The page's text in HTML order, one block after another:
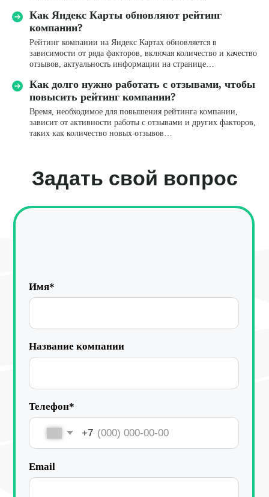
Как Яндекс Карты обновляют рейтинг
компании?
Рейтинг компании на Яндекс Картах обновляется в
зависимости от ряда факторов, включая количество и качество
отзывов, актуальность информации на странице…
Как долго нужно работать с отзывами, чтобы
повысить рейтинг компании?
Время, необходимое для повышения рейтинга компании,
зависит от активности работы с отзывами и других факторов,
таких как количество новых отзывов…
Телефон*
Email
Отправить